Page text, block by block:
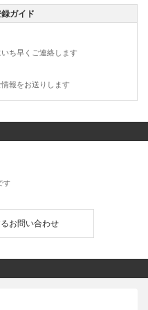
ガイド
ち早くご連絡します
報をお送りします
す
お問い合わせ